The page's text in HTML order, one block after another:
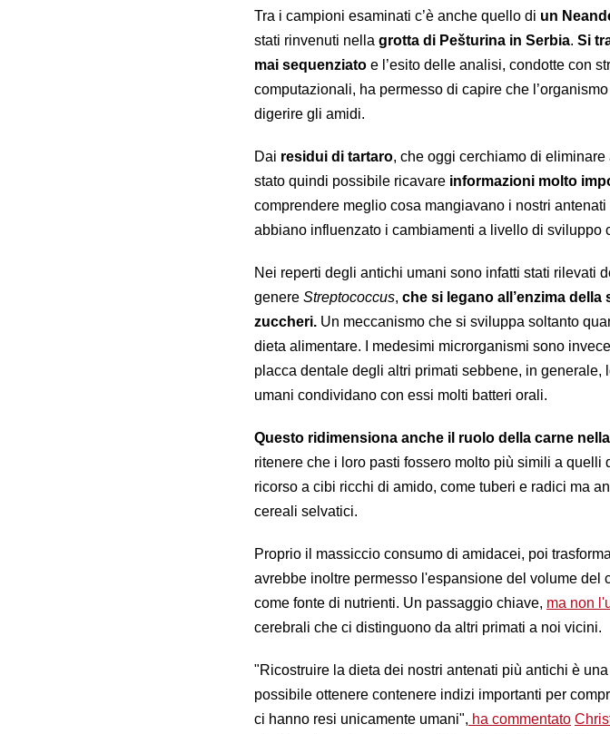
Tra i campioni esaminati c’è anche quello di un
stati rinvenuti nella grotta di Pešturina in Serbia. Si
mai sequenziato e l’esito delle analisi, condotte con
computazionali, ha permesso di capire che
digerire gli amidi.
Dai residui di tartaro, che oggi cerchiamo di
stato quindi possibile ricavare informazioni molto
comprendere meglio cosa mangiavano i nostri
abbiano influenzato i cambiamenti a livello di sviluppo
Nei reperti degli antichi umani sono infatti stati rilevati
genere Streptococcus, che si legano all’enzima
zuccheri. Un meccanismo che si sviluppa soltanto
dieta alimentare. I medesimi microrganismi sono
placca dentale degli altri primati sebbene, in generale,
umani condividano con essi molti batteri orali.
Questo ridimensiona anche il ruolo della carne
ritenere che i loro pasti fossero molto più simili a quelli
ricorso a cibi ricchi di amido, come tuberi e radici ma
cereali selvatici.
Proprio il massiccio consumo di amidacei, poi
avrebbe inoltre permesso l'espansione del volume del
come fonte di nutrienti. Un passaggio chiave, ma non
cerebrali che ci distinguono da altri primati a noi vicini.
"Ricostruire la dieta dei nostri antenati più antichi è
possibile ottenere contenere indizi importanti per
ci hanno resi unicamente umani", ha commentato